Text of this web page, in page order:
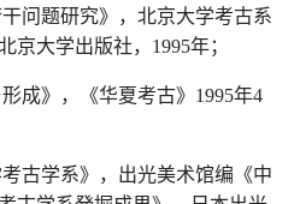
问题研究》，北京大学考古系
京大学出版社，1995年；
成》，《华夏考古》1995年4
古学系》，出光美术馆编《中